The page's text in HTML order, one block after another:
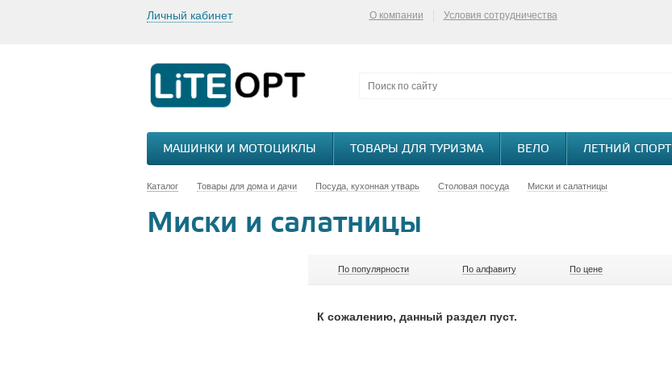
Личный кабинет О компании Условия сотрудничества
МАШИНКИ И МОТОЦИКЛЫ ТОВАРЫ ДЛЯ ТУРИЗМА ВЕЛО ЛЕТНИЙ СПОРТ
Каталог Товары для дома и дачи Посуда, кухонная утварь Столовая посуда Миски и салатницы
Миски и салатницы
По популярности По алфавиту По цене
К сожалению, данный раздел пуст.